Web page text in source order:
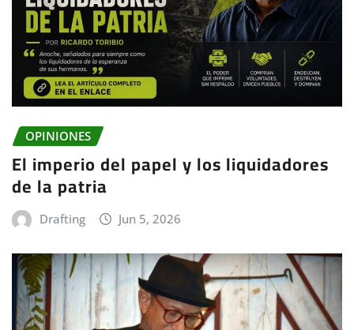
OPINIONES
El imperio del papel y los liquidadores
de la patria
Drafting Jun 5, 2026